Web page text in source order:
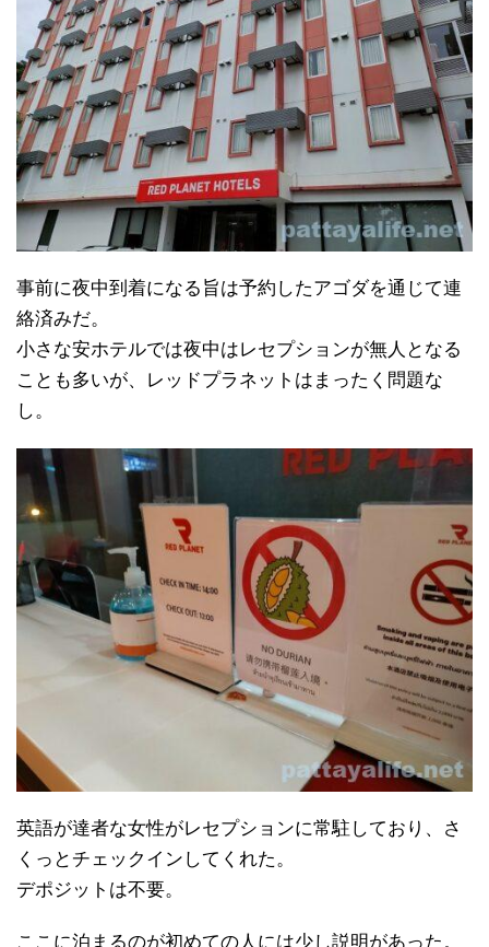
事前に夜中到着になる旨は予約したアゴダを通じて連
絡済みだ。
小さな安ホテルでは夜中はレセプションが無人となる
ことも多いが、レッドプラネットはまったく問題な
し。
英語が達者な女性がレセプションに常駐しており、さ
くっとチェックインしてくれた。
デポジットは不要。
ここに泊まるのが初めての人には少し説明があった。